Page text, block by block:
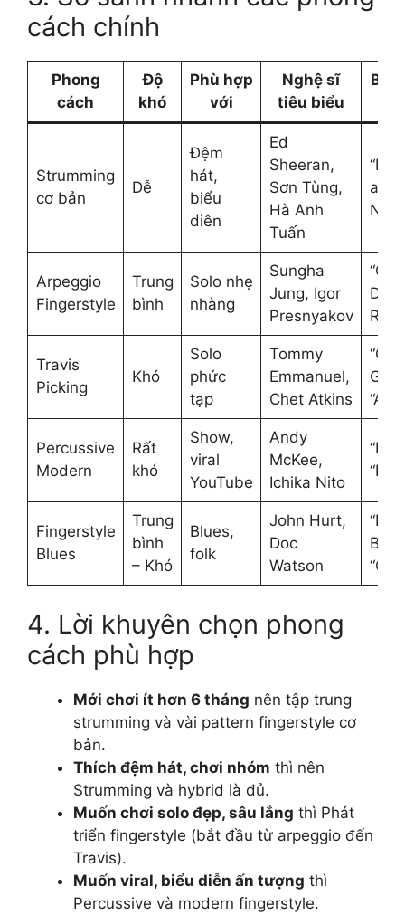
cách chính
Phong
cách
Độ
khó
Phù hợp
với
Nghệ sĩ
tiêu biểu
Bài
Strumming
cơ bản
Dễ
Đệm
hát,
biểu
diễn
Ed
Sheeran,
Sơn Tùng,
Hà Anh
Tuấn
Nhà”
Arpeggio
Fingerstyle
Trung
bình
Solo nhẹ
nhàng
Sungha
Jung, Igor
Presnyakov
D”,
Travis
Picking
Khó
Solo
phức
tạp
Tommy
Emmanuel,
Chet Atkins
Percussive
Modern
Rất
khó
Show,
viral
YouTube
Andy
McKee,
Ichika Nito
Fingerstyle
Blues
Trung
bình
– Khó
Blues,
folk
John Hurt,
Doc
Watson
4. Lời khuyên chọn phong
cách phù hợp
Mới chơi ít hơn 6 tháng nên tập trung
strumming và vài pattern fingerstyle cơ
bản.
Thích đệm hát, chơi nhóm thì nên
Strumming và hybrid là đủ.
Muốn chơi solo đẹp, sâu lắng thì Phát
triển fingerstyle (bắt đầu từ arpeggio đến
Travis).
Muốn viral, biểu diễn ấn tượng thì
Percussive và modern fingerstyle.